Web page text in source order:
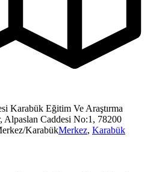
Karabük Eğitim Ve Araştırma
Alpaslan Caddesi No:1, 78200
KarabükMerkez, Karabük